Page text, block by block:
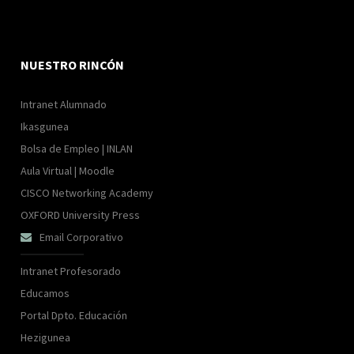
NUESTRO RINCÓN
Intranet Alumnado
Ikasgunea
Bolsa de Empleo | INLAN
Aula Virtual | Moodle
CISCO Networking Academy
OXFORD University Press
 Email Corporativo
Intranet Profesorado
Educamos
Portal Dpto. Educación
Hezigunea